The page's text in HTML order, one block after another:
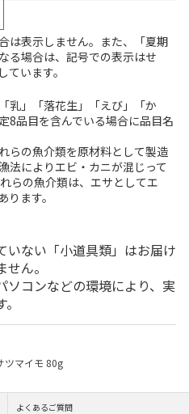
は表示しません。また、「夏期
る場合は、記号での表示はせ
います。
乳」「落花生」「えび」「か
8品目を含んでいる場合に品目名
らの魚介類を原材料として製造
法によりエビ・カニが混じって
らの魚介類は、エサとしてエ
ます。
いない「小道具類」はお届け
ん。
ソコンなどの環境により、実
ツマイモ 80g
よくあるご質問